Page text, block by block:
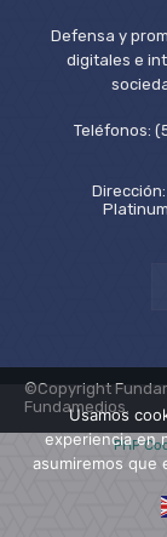
Defensa y
digitales e
Teléfonos:
©Copyright
Fundamedios.
PHP
Usamos
experiencia en
asumiremos que